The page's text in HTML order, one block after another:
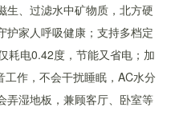
生、过滤水中矿物质，北方硬
护家人呼吸健康；支持多档定
耗电0.42度，节能又省电；加
作，不会干扰睡眠，AC水分
弄湿地板，兼顾客厅、卧室等